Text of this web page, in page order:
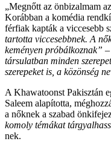
„Megnőtt az önbizalmam
Korábban a komédia
férfiak kapták a viccesebb
tartotta viccesebbnek. A
keményen próbálkoznak”
társulatban minden
szerepeket is, a közönség
A Khawatoonst Pakisztán
Saleem alapította,
a nőknek a szabad
komoly témákat
nek.